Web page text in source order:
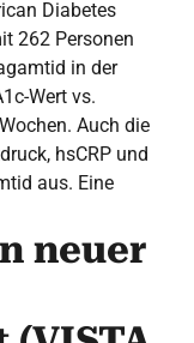
Diabetes
262 Personen
in der
Wert vs.
Auch die
hsCRP und
aus. Eine
neuer